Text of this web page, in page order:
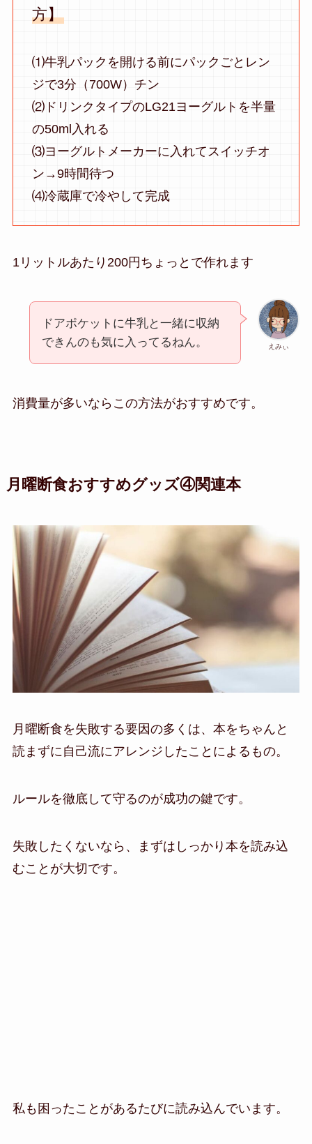
方】
⑴牛乳パックを開ける前にパックごとレン
ジで3分（700W）チン
⑵ドリンクタイプのLG21ヨーグルトを半量
の50ml入れる
⑶ヨーグルトメーカーに入れてスイッチオ
ン→9時間待つ
⑷冷蔵庫で冷やして完成
1リットルあたり200円ちょっとで作れます
えみぃ
ドアポケットに牛乳と一緒に収納
できんのも気に入ってるねん。
消費量が多いならこの方法がおすすめです。
月曜断食おすすめグッズ④関連本
月曜断食を失敗する要因の多くは、本をちゃんと
読まずに自己流にアレンジしたことによるもの。
ルールを徹底して守るのが成功の鍵です。
失敗したくないなら、まずはしっかり本を読み込
むことが大切です。
私も困ったことがあるたびに読み込んでいます。